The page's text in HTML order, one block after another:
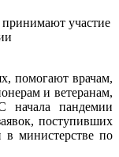
помогают врачам,
и ветеранам,
начала пандемии
поступивших
в министерстве по